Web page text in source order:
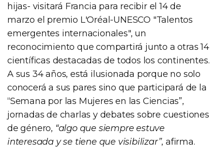
hijas- visitará Francia para recibir el 14 de
marzo el premio L'Oréal-UNESCO "Talentos
emergentes internacionales", un
reconocimiento que compartirá junto a otras 14
científicas destacadas de todos los continentes.
A sus 34 años, está ilusionada porque no solo
conocerá a sus pares sino que participará de la
“Semana por las Mujeres en las Ciencias”,
jornadas de charlas y debates sobre cuestiones
de género, “algo que siempre estuve
interesada y se tiene que visibilizar”, afirma.